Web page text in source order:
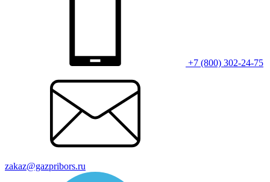
+7 (800) 302-24-75
zakaz@gazpribors.ru